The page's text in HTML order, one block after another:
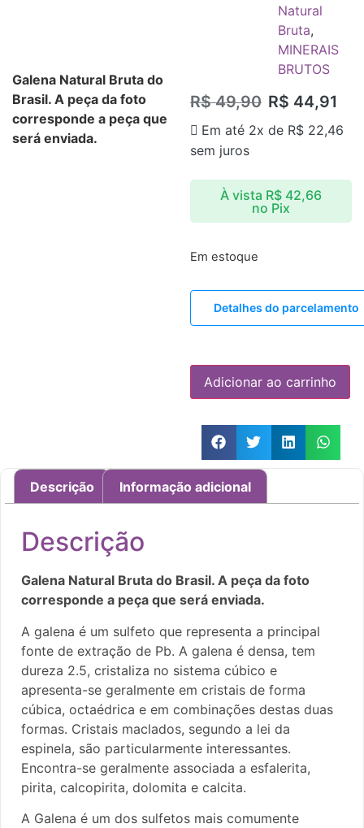
Galena Natural Bruta do
Brasil. A peça da foto
corresponde a peça que
será enviada.
Natural
Bruta,
MINERAIS
BRUTOS
R$49,90 R$ 44,91
Em até 2x de R$ 22,46
sem juros
À vista R$ 42,66
no Pix
Em estoque
Detalhes do parcelamento
Adicionar ao carrinho
Descrição Informação adicional
Descrição
Galena Natural Bruta do Brasil. A peça da foto
corresponde a peça que será enviada.
A galena é um sulfeto que representa a principal
fonte de extração de Pb. A galena é densa, tem
dureza 2.5, cristaliza no sistema cúbico e
apresenta-se geralmente em cristais de forma
cúbica, octaédrica e em combinações destas duas
formas. Cristais maclados, segundo a lei da
espinela, são particularmente interessantes.
Encontra-se geralmente associada a esfalerita,
pirita, calcopirita, dolomita e calcita.
A Galena é um dos sulfetos mais comumente